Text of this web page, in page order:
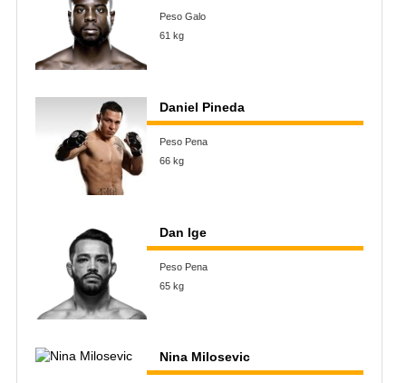
Peso Galo
61 kg
Daniel Pineda
Peso Pena
66 kg
Dan Ige
Peso Pena
65 kg
Nina Milosevic